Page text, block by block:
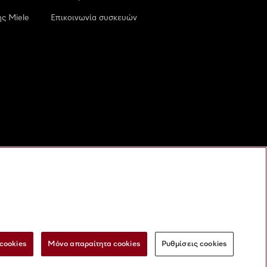
Miele Επικοινωνία συσκευών
ψηφιακές υπηρεσίες Φόρμα Υπαναχώρησης
Μόνο απαραίτητα cookies Ρυθμίσεις cookies